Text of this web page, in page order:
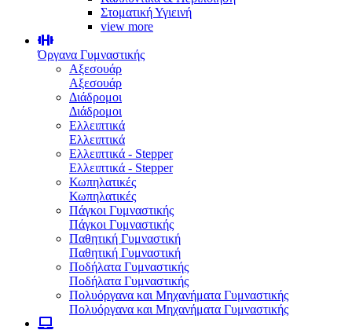
Στοματική Υγιεινή
view more
Όργανα Γυμναστικής
Αξεσουάρ
Αξεσουάρ
Διάδρομοι
Διάδρομοι
Ελλειπτικά
Ελλειπτικά
Ελλειπτικά - Stepper
Ελλειπτικά - Stepper
Κωπηλατικές
Κωπηλατικές
Πάγκοι Γυμναστικής
Πάγκοι Γυμναστικής
Παθητική Γυμναστική
Παθητική Γυμναστική
Ποδήλατα Γυμναστικής
Ποδήλατα Γυμναστικής
Πολυόργανα και Μηχανήματα Γυμναστικής
Πολυόργανα και Μηχανήματα Γυμναστικής